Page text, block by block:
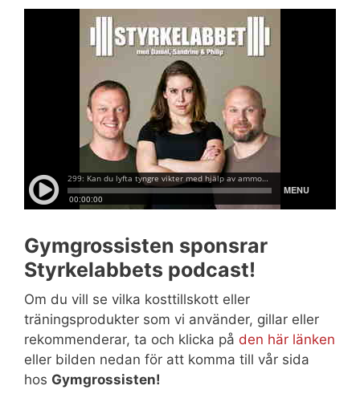
Gymgrossisten sponsrar
Styrkelabbets podcast!
Om du vill se vilka kosttillskott eller
träningsprodukter som vi använder, gillar eller
rekommenderar, ta och klicka på den här länken
eller bilden nedan för att komma till vår sida
hos Gymgrossisten!